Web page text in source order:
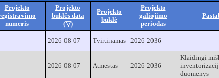
Projekto
numeris
Projekto
būklės data
(▽)
Projekto
būklė
Projekto
galiojimo
periodas
2026-08-07 Tvirtinamas 2026-2036
2026-08-07 Atmestas 2026-2036
Klaidingi
duomenys